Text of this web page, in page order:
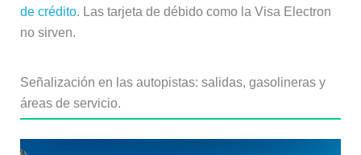
de crédito. Las tarjeta de débido como la Visa Electron
no sirven.
Señalización en las autopistas: salidas, gasolineras y
áreas de servicio.